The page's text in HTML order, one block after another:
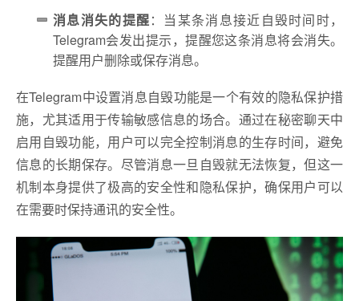
消息消失的提醒：当某条消息接近自毁时间时，
Telegram会发出提示，提醒您这条消息将会消失。
提醒用户删除或保存消息。
在Telegram中设置消息自毁功能是一个有效的隐私保护措
施，尤其适用于传输敏感信息的场合。通过在秘密聊天中
启用自毁功能，用户可以完全控制消息的生存时间，避免
信息的长期保存。尽管消息一旦自毁就无法恢复，但这一
机制本身提供了极高的安全性和隐私保护，确保用户可以
在需要时保持通讯的安全性。